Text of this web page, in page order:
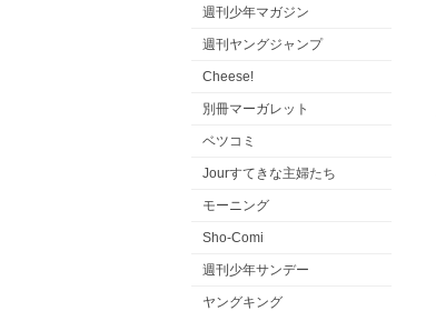
週刊少年マガジン
週刊ヤングジャンプ
Cheese!
別冊マーガレット
ベツコミ
Jourすてきな主婦たち
モーニング
Sho-Comi
週刊少年サンデー
ヤングキング